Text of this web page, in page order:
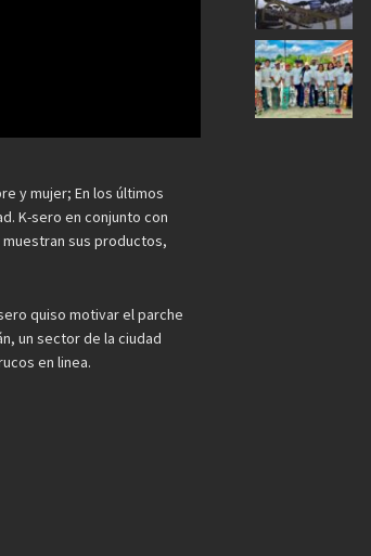
y mujer; En los últimos
K-sero en conjunto con
sus productos,
quiso motivar el parche
un sector de la ciudad
en linea.